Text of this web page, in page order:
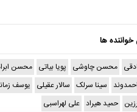
خواننده ها
محسن چاوشی پویا بیاتی محسن
سینا سرلک سالار عقیلی یوسف
حمید هیراد علی لهراسبی